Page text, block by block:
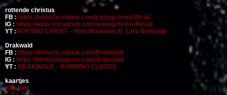
rottende christus
FB : https://www.facebook.com/rottingchristofficial
IG : https://www.instagram.com/rottingchristofficial/
YT :ROTTING CHRIST – Holy Mountain (ft. Lars Nedland)
Drakwald
FB : https://www.facebook.com/Drakwald
IG : https://www.instagram.com/drakwald/
YT : DRAKWALD – BURNING CLOUDS
kaartjes
Klik hier.